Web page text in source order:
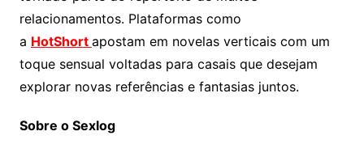
relacionamentos. Plataformas como
a HotShort apostam em novelas verticais com um
toque sensual voltadas para casais que desejam
explorar novas referências e fantasias juntos.
Sobre o Sexlog